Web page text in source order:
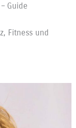
Guide
Fitness und